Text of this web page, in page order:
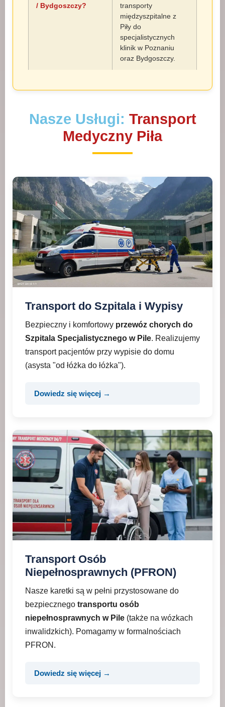
/ Bydgoszczy?
transporty
międzyszpitalne z
Piły do
specjalistycznych
klinik w Poznaniu
oraz Bydgoszczy.
Nasze Usługi: Transport
Medyczny Piła
Transport do Szpitala i Wypisy
Bezpieczny i komfortowy przewóz chorych do
Szpitala Specjalistycznego w Pile. Realizujemy
transport pacjentów przy wypisie do domu
(asysta "od łóżka do łóżka").
Dowiedz się więcej →
Transport Osób
Niepełnosprawnych (PFRON)
Nasze karetki są w pełni przystosowane do
bezpiecznego transportu osób
niepełnosprawnych w Pile (także na wózkach
inwalidzkich). Pomagamy w formalnościach
PFRON.
Dowiedz się więcej →